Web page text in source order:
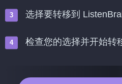
选择要转移到
检查您的选择并开始转